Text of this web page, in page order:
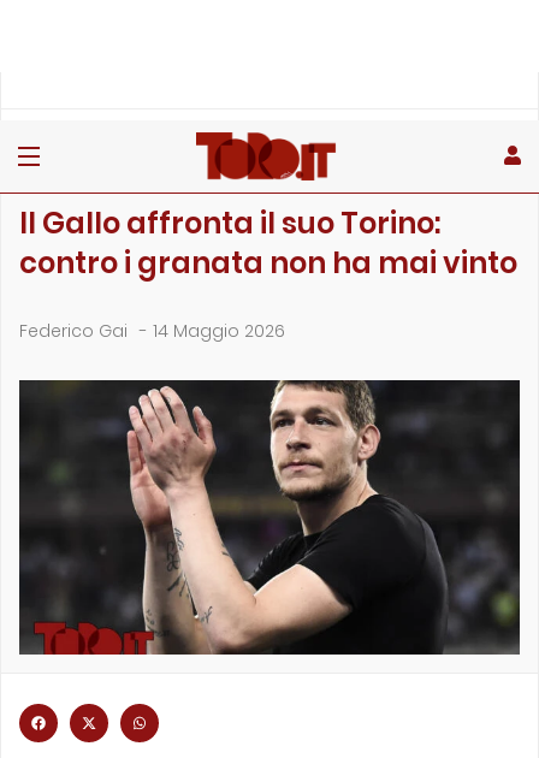
Il Gallo affronta il suo Torino:
contro i granata non ha mai vinto
Federico Gai - 14 Maggio 2026